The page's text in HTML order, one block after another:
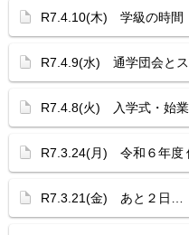
R7.4.10(木) 学級の時間
R7.4.9(水) 通学団会と
R7.4.8(火) 入学式・始
R7.3.24(月) 令和６年度
R7.3.21(金) あと２日…